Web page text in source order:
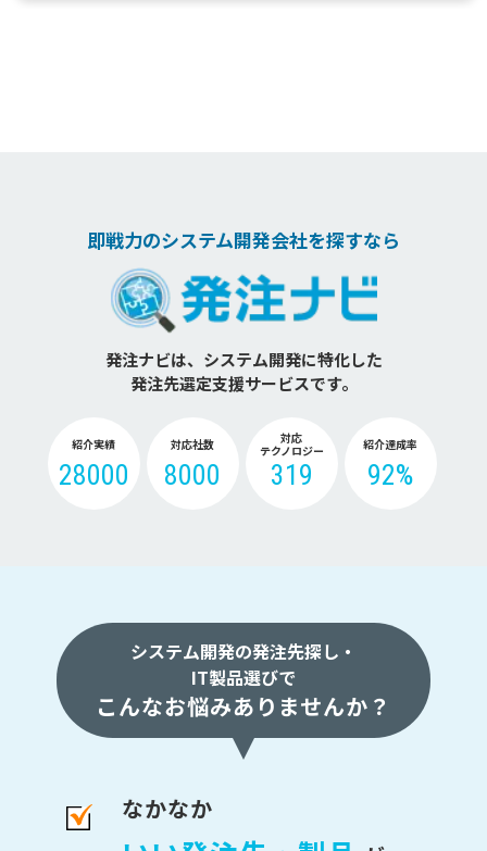
即戦力のシステム開発会社を探すなら
発注ナビは、システム開発に特化した
発注先選定支援サービスです。
紹介実績
28000
対応社数
8000
対応
テクノロジー
319
紹介達成率
92%
システム開発の発注先探し・
IT製品選びで
こんなお悩みありませんか？
なかなか